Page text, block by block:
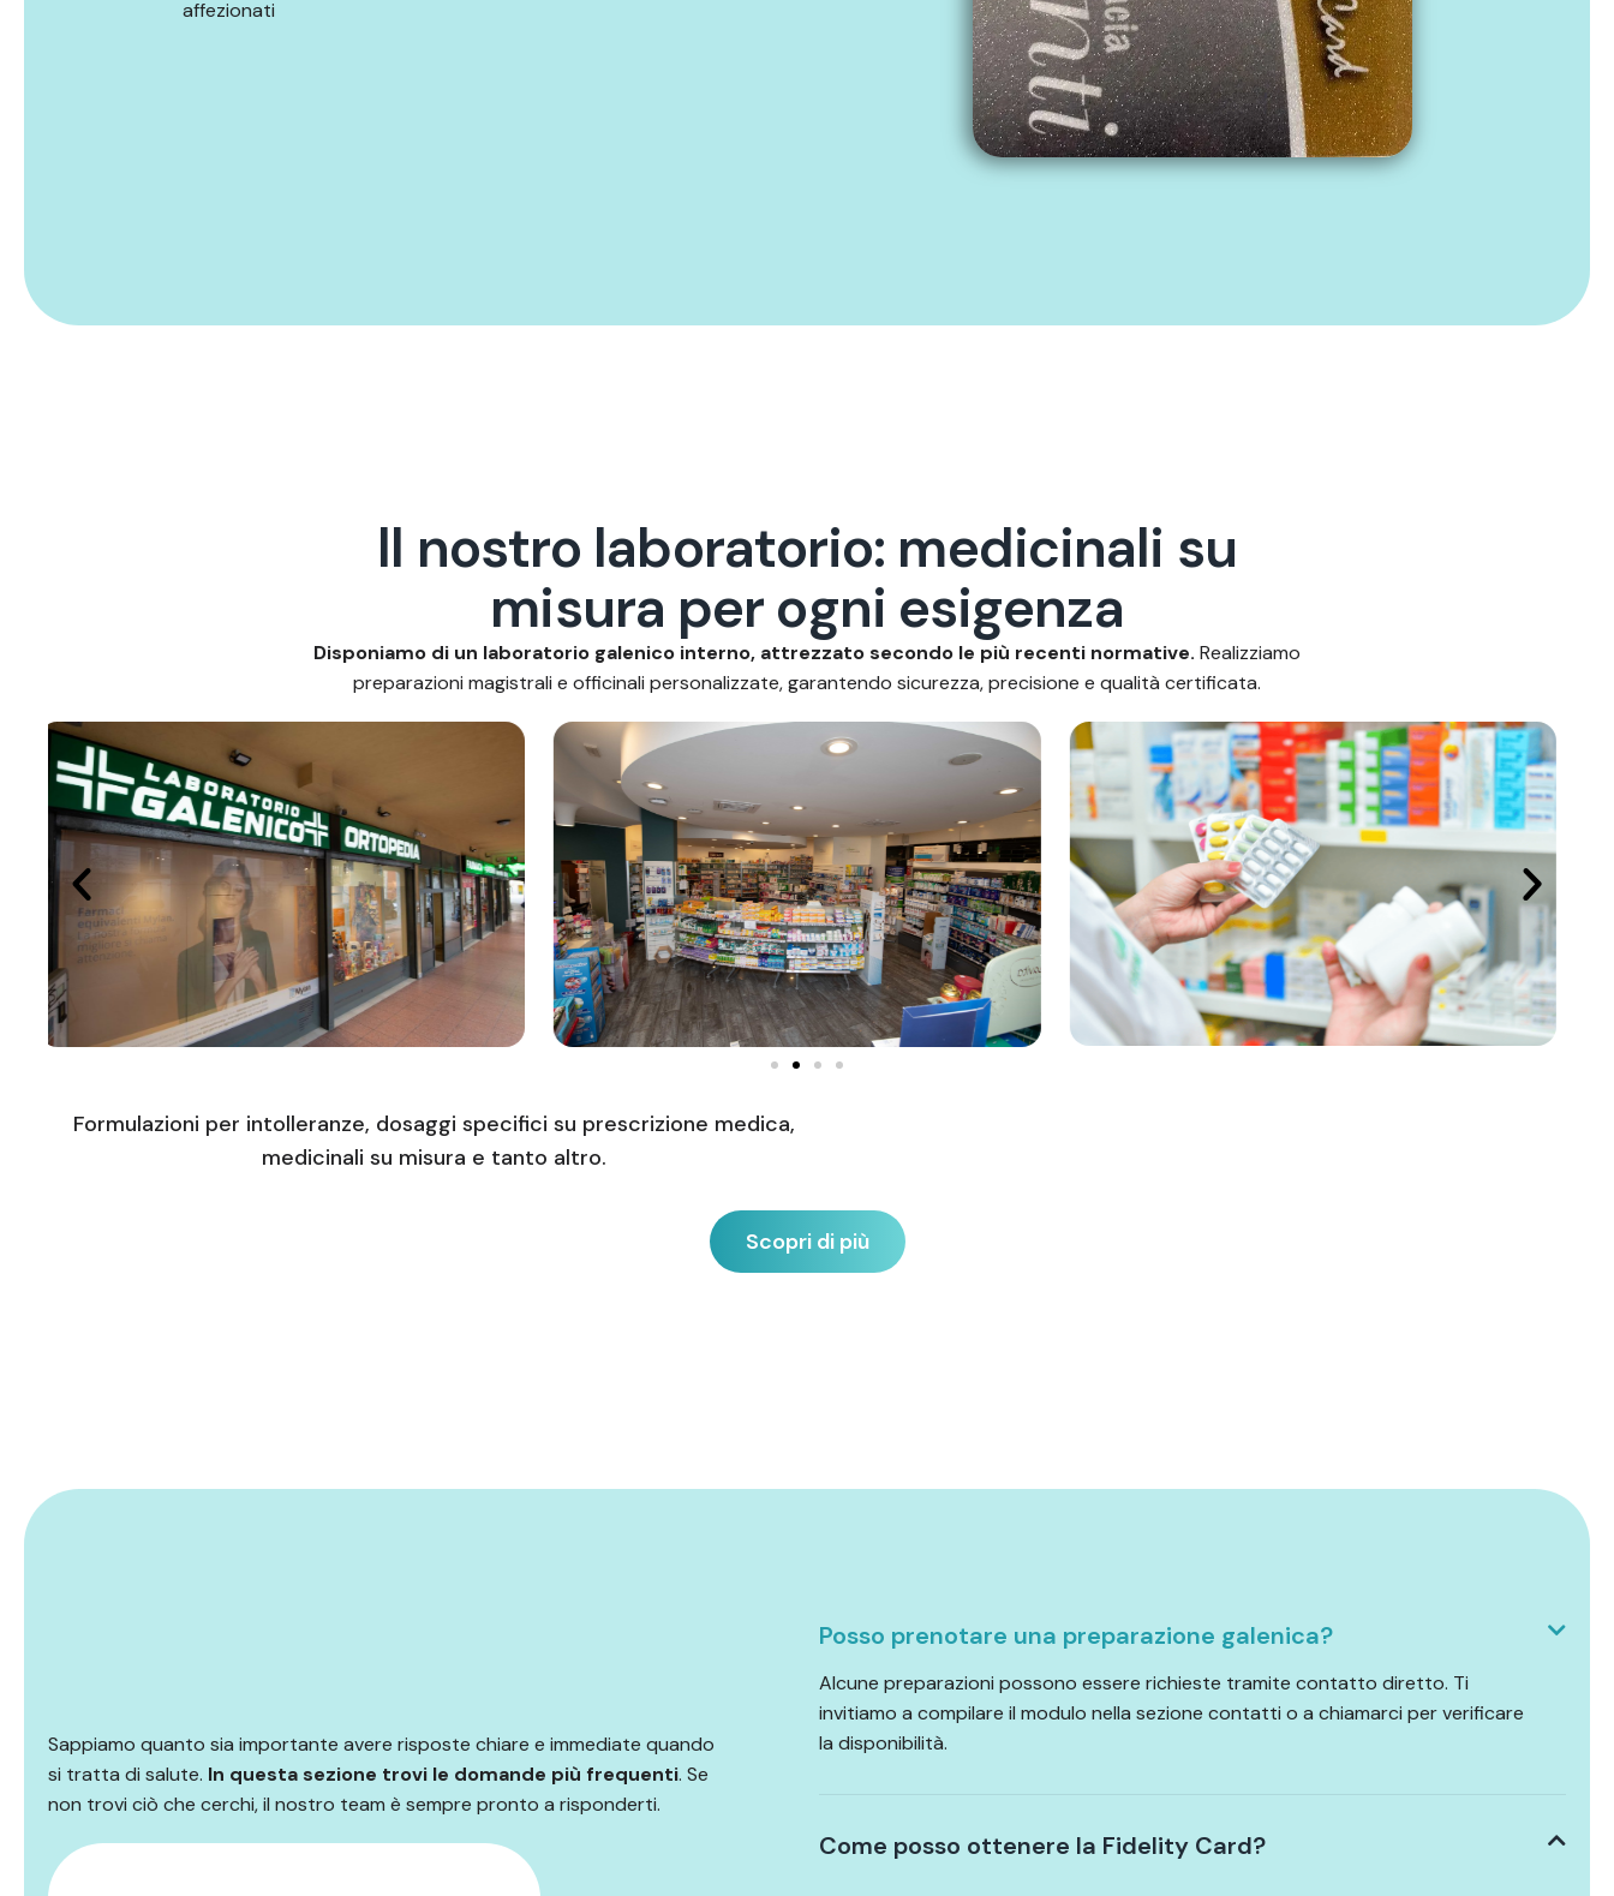
affezionati
Il nostro laboratorio: medicinali su
misura per ogni esigenza
Disponiamo di un laboratorio galenico interno, attrezzato secondo le più recenti normative. Realizziamo
preparazioni magistrali e officinali personalizzate, garantendo sicurezza, precisione e qualità certificata.
Formulazioni per intolleranze, dosaggi specifici su prescrizione medica,
medicinali su misura e tanto altro.
Scopri di più
Sappiamo quanto sia importante avere risposte chiare e immediate quando
si tratta di salute. In questa sezione trovi le domande più frequenti. Se
non trovi ciò che cerchi, il nostro team è sempre pronto a risponderti.
Posso prenotare una preparazione galenica?
Alcune preparazioni possono essere richieste tramite contatto diretto. Ti
invitiamo a compilare il modulo nella sezione contatti o a chiamarci per verificare
la disponibilità.
Come posso ottenere la Fidelity Card?